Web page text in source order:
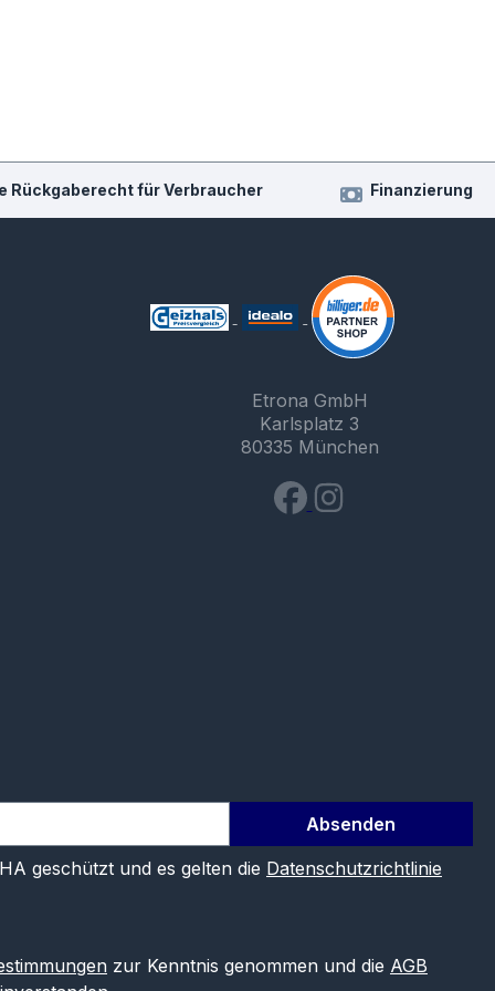
Rückgaberecht für Verbraucher Finanzierung
Etrona GmbH
Karlsplatz 3
80335 München
Absenden
geschützt und es gelten die Datenschutzrichtlinie
zur Kenntnis genommen und die AGB